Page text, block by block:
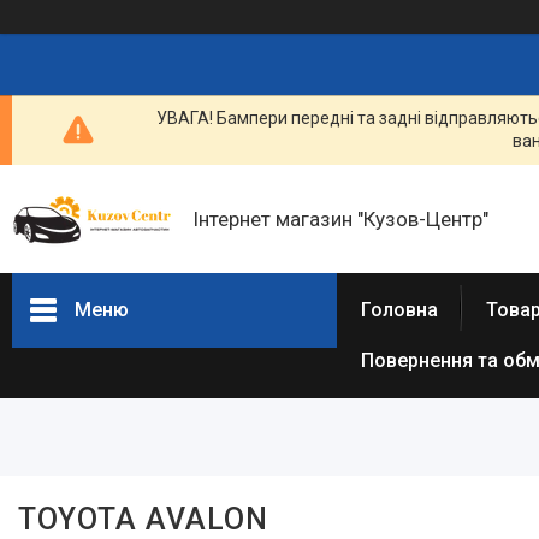
УВАГА! Бампери передні та задні
Інтернет магазин "Кузов-Центр"
Меню
В наявності 25
Головна
Повернення та
TOYOTA AVALON